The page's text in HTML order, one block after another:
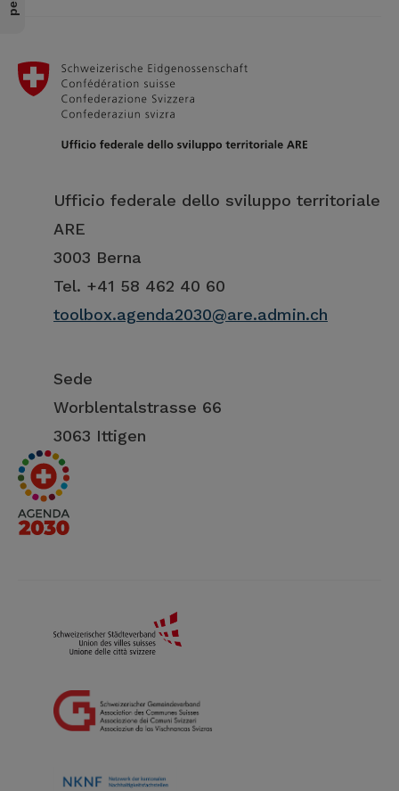
Ufficio federale dello sviluppo territoriale
ARE
3003 Berna
Tel. +41 58 462 40 60
toolbox.agenda2030@are.admin.ch
Sede
Worblentalstrasse 66
3063 Ittigen